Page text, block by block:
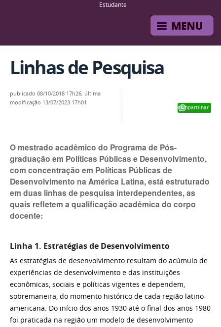
Estudante
Linhas de Pesquisa
Compartilhar
publicado 08/10/2018 17h26, última
modificação 13/07/2023 17h01
O mestrado acadêmico do Programa de Pós-
graduação em Políticas Públicas e Desenvolvimento,
com concentração em Políticas Públicas de
Desenvolvimento na América Latina, está estruturado
em duas linhas de pesquisa interdependentes, as
quais refletem a qualificação acadêmica do corpo
docente:
Linha 1. Estratégias de Desenvolvimento
As estratégias de desenvolvimento resultam do acúmulo de
experiências de desenvolvimento e das instituições
econômicas, sociais e políticas vigentes e dependem,
sobremaneira, do momento histórico de cada região latino-
americana. Do início dos anos 1930 até o final dos anos 1980
foi praticada na região um modelo de desenvolvimento